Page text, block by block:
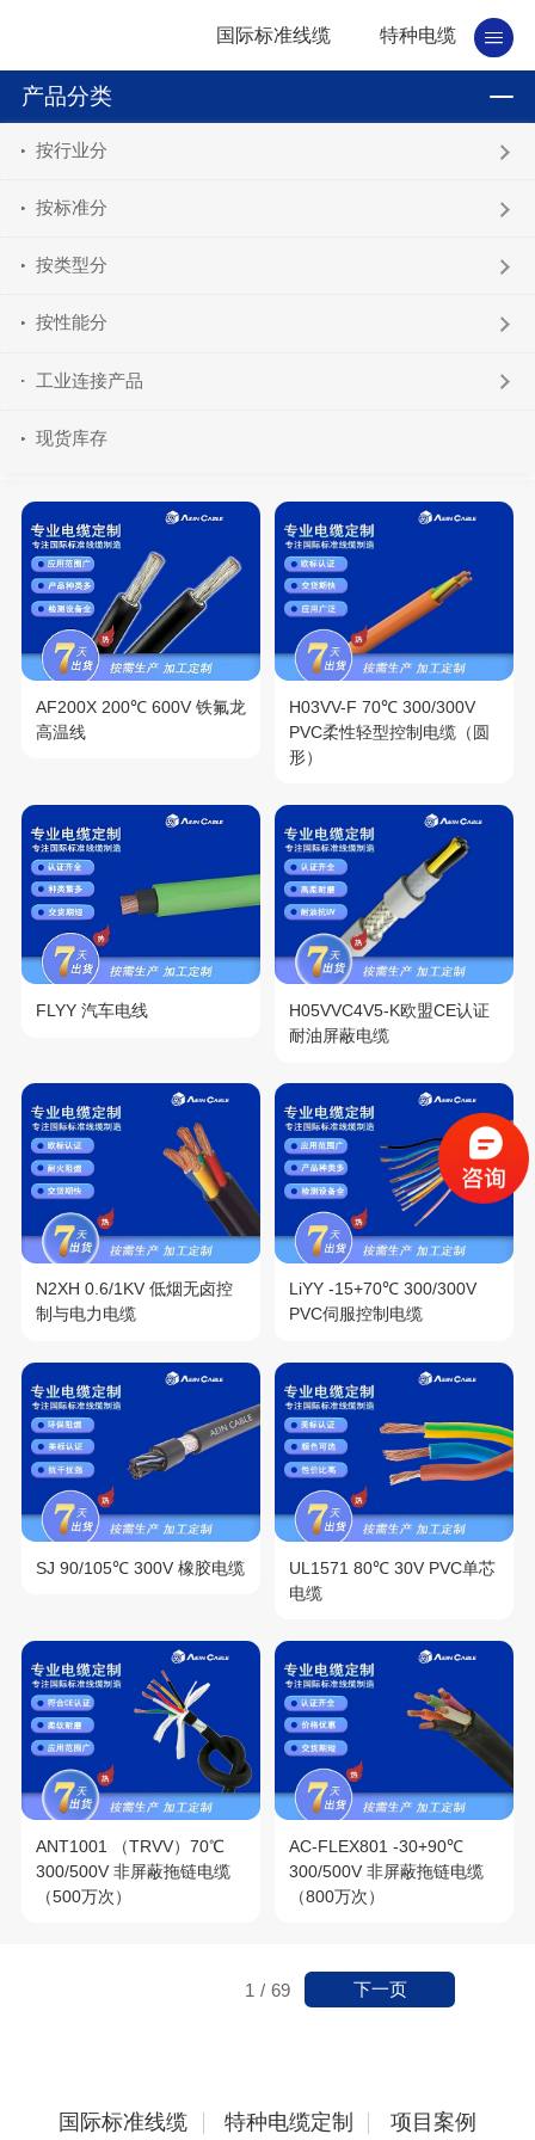
国际标准线缆 特种电缆
产品分类
按行业分
按标准分
按类型分
按性能分
工业连接产品
现货库存
AF200X 200℃ 600V 铁氟龙
高温线
H03VV-F 70℃ 300/300V
PVC柔性轻型控制电缆（圆
形）
FLYY 汽车电线
H05VVC4V5-K欧盟CE认证
耐油屏蔽电缆
N2XH 0.6/1KV 低烟无卤控
制与电力电缆
LiYY -15+70℃ 300/300V
PVC伺服控制电缆
SJ 90/105℃ 300V 橡胶电缆
UL1571 80℃ 30V PVC单芯
电缆
ANT1001 （TRVV）70℃
300/500V 非屏蔽拖链电缆
（500万次）
AC-FLEX801 -30+90℃
300/500V 非屏蔽拖链电缆
（800万次）
1 / 69 下一页
国际标准线缆 特种电缆定制 项目案例